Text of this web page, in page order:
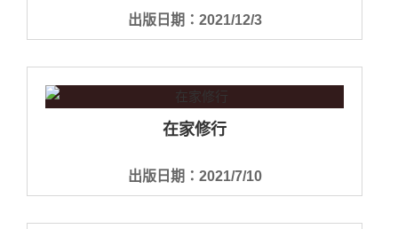
出版日期：2021/12/3
在家修行
出版日期：2021/7/10